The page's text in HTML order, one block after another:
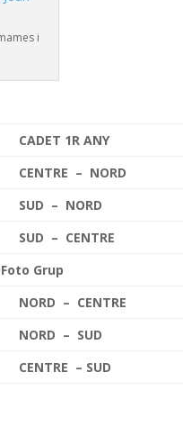
i
CADET 1R ANY
CENTRE – NORD
SUD – NORD
SUD – CENTRE
Grup
NORD – CENTRE
NORD – SUD
CENTRE – SUD